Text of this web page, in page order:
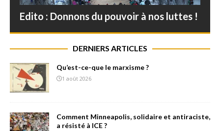
Edito : Donnons du pouvoir à nos luttes !
DERNIERS ARTICLES
Qu’est-ce-que le marxisme ?
1 août 2026
Comment Minneapolis, solidaire et antiraciste,
a résisté à ICE ?